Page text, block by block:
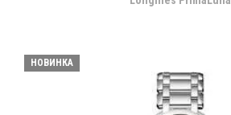
НОВИНКА